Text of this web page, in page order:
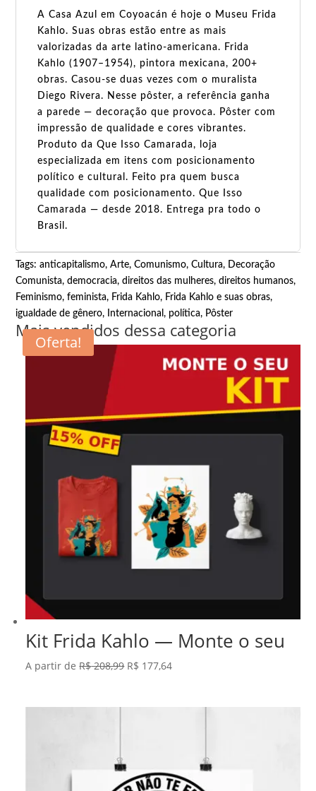
A Casa Azul em Coyoacán é hoje o Museu Frida
Kahlo. Suas obras estão entre as mais
valorizadas da arte latino-americana. Frida
Kahlo (1907–1954), pintora mexicana, 200+
obras. Casou-se duas vezes com o muralista
Diego Rivera. Nesse pôster, a referência ganha
a parede — decoração que provoca. Pôster com
impressão de qualidade e cores vibrantes.
Produto da Que Isso Camarada, loja
especializada em itens com posicionamento
político e cultural. Feito pra quem busca
qualidade com posicionamento. Que Isso
Camarada — desde 2018. Entrega pra todo o
Brasil.
Tags:anticapitalismo,Arte,Comunismo,Cultura, Decoração
Comunista,democracia,direitos das mulheres,direitos humanos,
Feminismo,feminista, Frida Kahlo, Frida Kahlo e suas obras,
igualdade de gênero, Internacional, política, Pôster
Mais vendidos dessa categoria
Oferta!
Kit Frida Kahlo — Monte o seu
A partir deR$208,99 O
R$ 177,64O